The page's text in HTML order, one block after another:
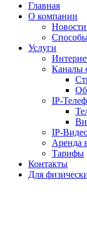
Главная
О компании
Услуги
Каналы
IP-
IP-
Аренда
Тарифы
Контакты
Для